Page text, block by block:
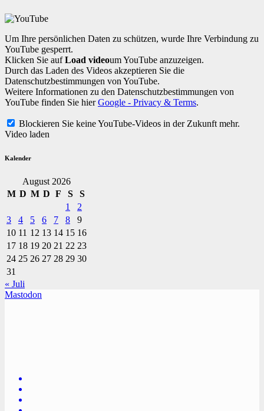
Um Ihre persönlichen Daten zu schützen, wurde Ihre Verbindung zu
YouTube gesperrt.
Klicken Sie aufLoad videoum YouTube anzuzeigen.
Durch das Laden des Videos akzeptieren Sie die
Datenschutzbestimmungen von YouTube.
Weitere Informationen zu den Datenschutzbestimmungen von
YouTube finden Sie hierGoogle - Privacy & Terms.
Blockieren Sie keine YouTube-Videos in der Zukunft mehr.
Video laden
Kalender
August 2026
M D M D F S
S
1
2
3
4 5 6 7 8
9
10 11 12 13 14 15 16
17 18 19 20 21 22 23
24 25 26 27 28 29 30
31
« Juli
Mastodon